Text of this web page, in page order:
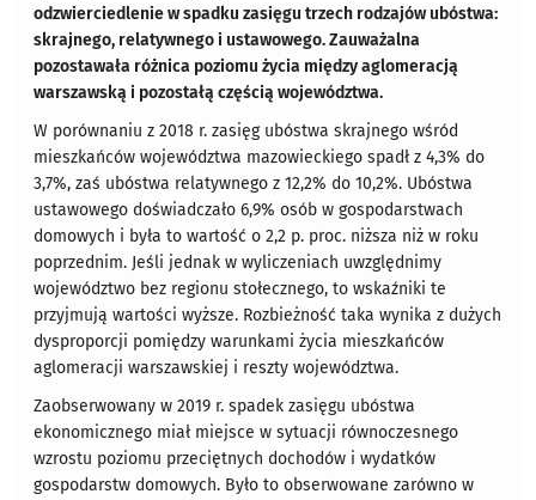
odzwierciedlenie w spadku zasięgu trzech rodzajów ubóstwa:
skrajnego, relatywnego i ustawowego. Zauważalna
pozostawała różnica poziomu życia między aglomeracją
warszawską i pozostałą częścią województwa.
W porównaniu z 2018 r. zasięg ubóstwa skrajnego wśród
mieszkańców województwa mazowieckiego spadł z 4,3% do
3,7%, zaś ubóstwa relatywnego z 12,2% do 10,2%. Ubóstwa
ustawowego doświadczało 6,9% osób w gospodarstwach
domowych i była to wartość o 2,2 p. proc. niższa niż w roku
poprzednim. Jeśli jednak w wyliczeniach uwzględnimy
województwo bez regionu stołecznego, to wskaźniki te
przyjmują wartości wyższe. Rozbieżność taka wynika z dużych
dysproporcji pomiędzy warunkami życia mieszkańców
aglomeracji warszawskiej i reszty województwa.
Zaobserwowany w 2019 r. spadek zasięgu ubóstwa
ekonomicznego miał miejsce w sytuacji równoczesnego
wzrostu poziomu przeciętnych dochodów i wydatków
gospodarstw domowych. Było to obserwowane zarówno w